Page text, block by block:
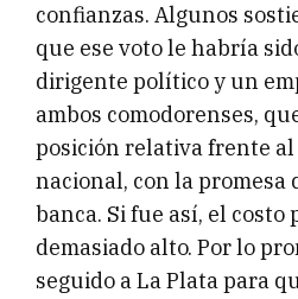
confianzas. Algunos
que ese voto le habría
dirigente político y un
ambos comodorenses,
posición relativa frente
nacional, con la promesa
banca. Si fue así, el costo
demasiado alto. Por lo
seguido a La Plata para